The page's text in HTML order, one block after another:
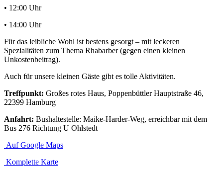
• 12:00 Uhr
• 14:00 Uhr
Für das leibliche Wohl ist bestens gesorgt – mit leckeren
Spezialitäten zum Thema Rhabarber (gegen einen kleinen
Unkostenbeitrag).
Auch für unsere kleinen Gäste gibt es tolle Aktivitäten.
Treffpunkt: Großes rotes Haus, Poppenbüttler Hauptstraße 46,
22399 Hamburg
Anfahrt: Bushaltestelle: Maike-Harder-Weg, erreichbar mit dem
Bus 276 Richtung U Ohlstedt
Auf Google Maps
Komplette Karte